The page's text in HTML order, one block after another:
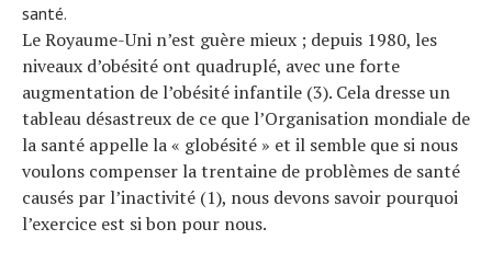
santé.
Le Royaume-Uni n’est guère mieux ; depuis 1980, les
niveaux d’obésité ont quadruplé, avec une forte
augmentation de l’obésité infantile (3). Cela dresse un
tableau désastreux de ce que l’Organisation mondiale de
la santé appelle la « globésité » et il semble que si nous
voulons compenser la trentaine de problèmes de santé
causés par l’inactivité (1), nous devons savoir pourquoi
l’exercice est si bon pour nous.
Tous nos articles
À propos